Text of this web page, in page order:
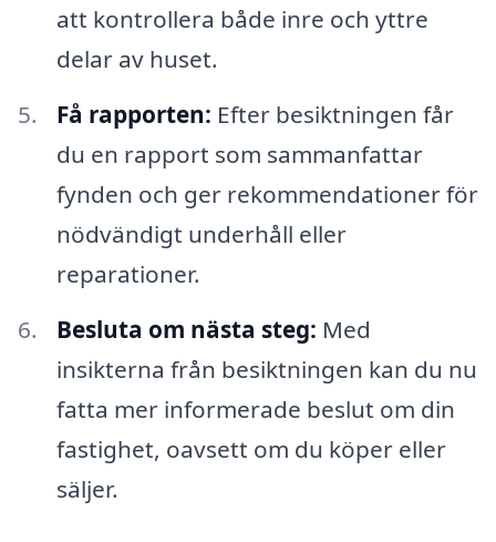
att kontrollera både inre och yttre
delar av huset.
Få rapporten: Efter besiktningen får
du en rapport som sammanfattar
fynden och ger rekommendationer för
nödvändigt underhåll eller
reparationer.
Besluta om nästa steg: Med
insikterna från besiktningen kan du nu
fatta mer informerade beslut om din
fastighet, oavsett om du köper eller
säljer.